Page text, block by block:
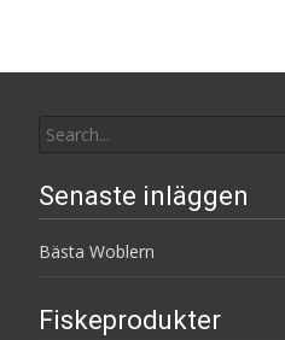
for:
Senaste inläggen
Bästa Woblern
Fiskeprodukter